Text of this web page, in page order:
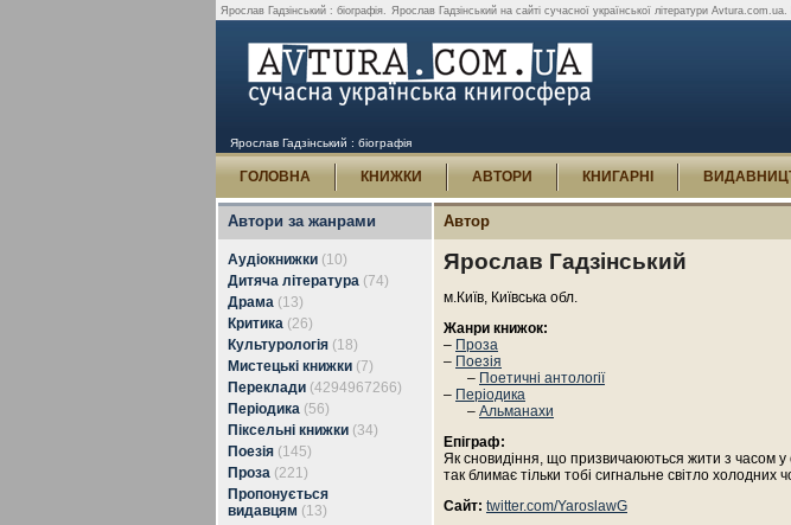
Ярослав Гадзінський : біографія. Ярослав Гадзінський на сайті сучасної української літератури Avtura.com.ua.
Ярослав Гадзінський : біографія
ГОЛОВНА КНИЖКИ АВТОРИ КНИГАРНІ
Автори за жанрами
Аудіокнижки (10)
Дитяча література (74)
Драма (13)
Критика (26)
Культурологія (18)
Мистецькі книжки (7)
Переклади (4294967266)
Періодика (56)
Піксельні книжки (34)
Поезія (145)
Проза (221)
Пропонується
видавцям (13)
Автор
Ярослав Гадзінський
м.Київ, Київська обл.
Жанри книжок:
– Проза
– Поезія
– Поетичні антології
– Періодика
– Альманахи
Епіграф:
Як сновидіння, що призвичаюються жити з часом у
так блимає тільки тобі сигнальне світло холодних
Сайт: twitter.com/YaroslawG